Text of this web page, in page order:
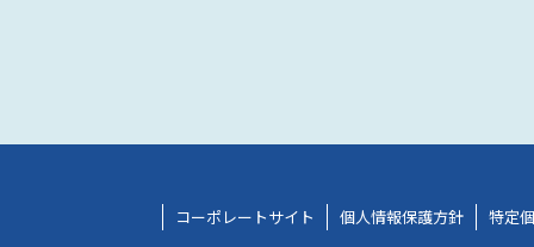
コーポレートサイト 個人情報保護方針 特定